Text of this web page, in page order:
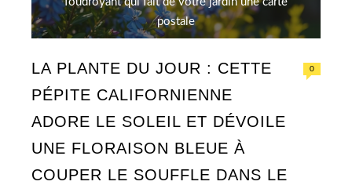
postale
LA PLANTE DU JOUR : CETTE
PÉPITE CALIFORNIENNE
ADORE LE SOLEIL ET DÉVOILE
UNE FLORAISON BLEUE À
COUPER LE SOUFFLE DANS LE
0